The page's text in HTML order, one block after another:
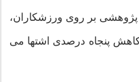
بر روی ورزشکاران،
پنجاه درصدی اشتها می